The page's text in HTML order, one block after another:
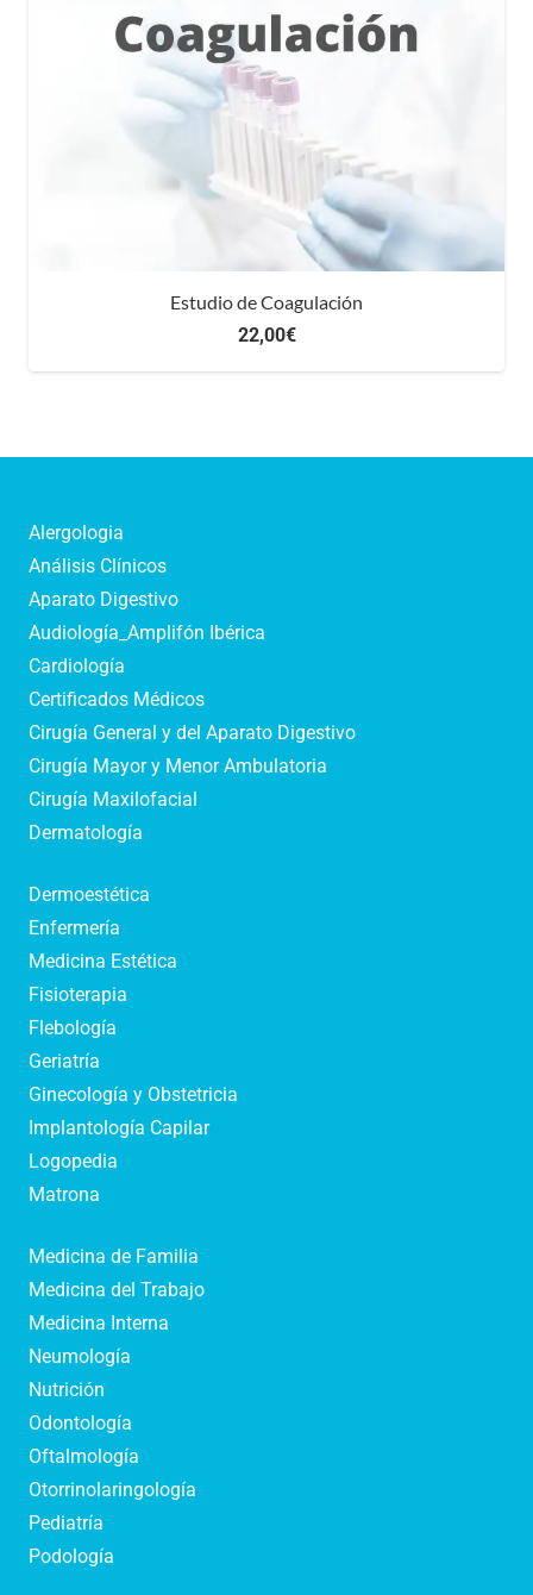
Estudio de Coagulación
22,00€
Alergologia
Análisis Clínicos
Aparato Digestivo
Audiología_Amplifón Ibérica
Cardiología
Certificados Médicos
Cirugía General y del Aparato Digestivo
Cirugía Mayor y Menor Ambulatoria
Cirugía Maxilofacial
Dermatología
Dermoestética
Enfermería
Medicina Estética
Fisioterapia
Flebología
Geriatría
Ginecología y Obstetricia
Implantología Capilar
Logopedia
Matrona
Medicina de Familia
Medicina del Trabajo
Medicina Interna
Neumología
Nutrición
Odontología
Oftalmología
Otorrinolaringología
Pediatría
Podología